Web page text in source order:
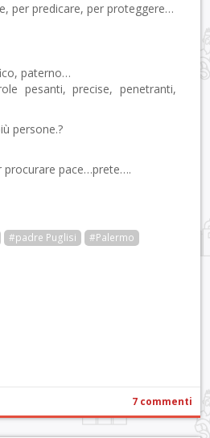
per predicare, per proteggere…
paterno…
pesanti, precise, penetranti,
persone.?
procurare pace…prete….
#padre Puglisi
#Palermo
7 commenti